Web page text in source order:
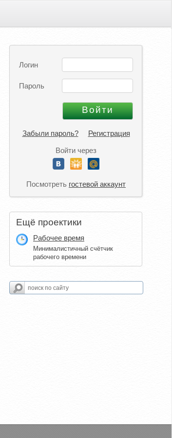
Логин
Пароль
Забыли пароль? Регистрация
Войти через
Посмотреть гостевой аккаунт
Ещё проектики
Рабочее время
Минималистичный счётчик
рабочего времени